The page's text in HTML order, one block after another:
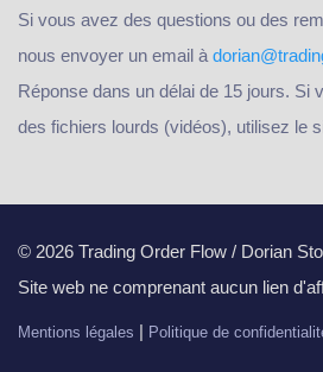
Si vous avez des questions ou des
nous envoyer un email à
Réponse dans un délai de 15 jours. Si
des fichiers lourds (vidéos), utilisez le
© 2026 Trading Order Flow / Dorian
Site web ne comprenant aucun lien
Mentions légales | Politique de